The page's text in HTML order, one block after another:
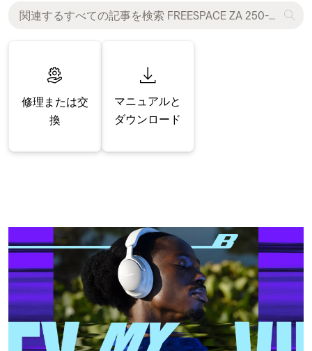
修理または交
換
マニュアルと
ダウンロード